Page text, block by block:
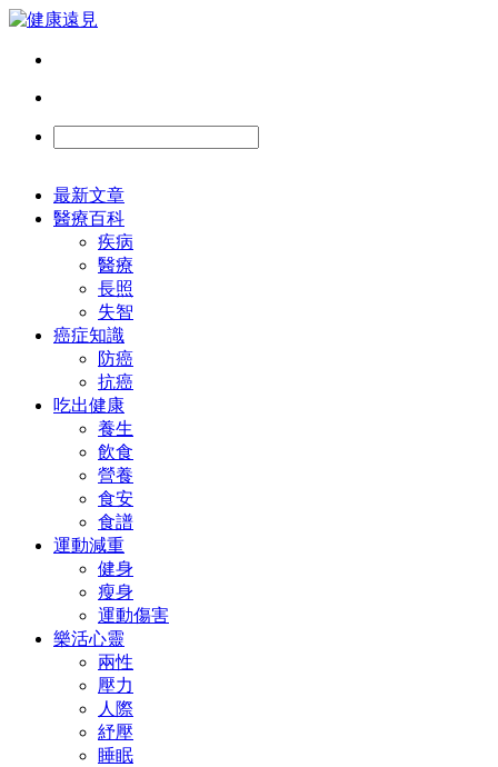
最新文章
醫療百科
疾病
醫療
長照
失智
癌症知識
防癌
抗癌
吃出健康
養生
飲食
營養
食安
食譜
運動減重
健身
瘦身
運動傷害
樂活心靈
兩性
壓力
人際
紓壓
睡眠